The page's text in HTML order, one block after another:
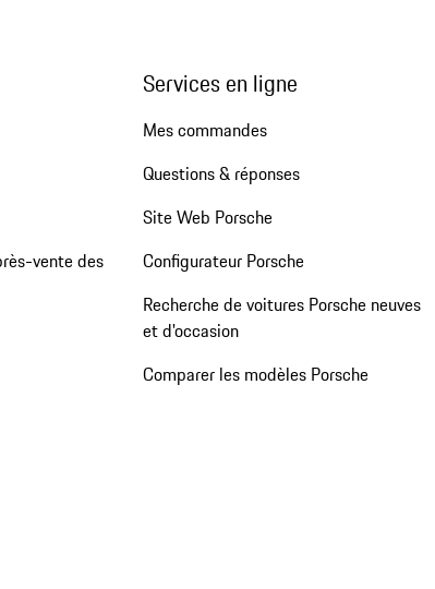
vente des
Services en ligne
Mes commandes
Questions & réponses
Site Web Porsche
Configurateur Porsche
Recherche de voitures Porsche neuves
et d'occasion
Comparer les modèles Porsche